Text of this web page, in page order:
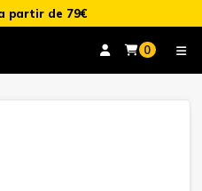
partir de 79€
0